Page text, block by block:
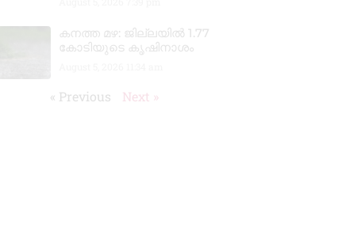
കനത്ത മഴ: ജില്ലയിൽ 1.77
കോടിയുടെ കൃഷിനാശം
« Previous Next »